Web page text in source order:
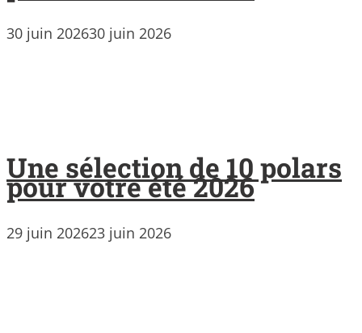
30 juin 202630 juin 2026
Une sélection de 10 polars
pour votre été 2026
29 juin 202623 juin 2026